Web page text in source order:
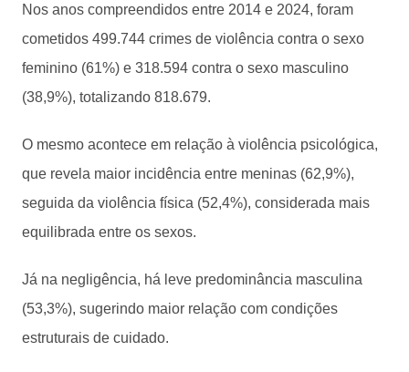
Nos anos compreendidos entre 2014 e 2024, foram
cometidos 499.744 crimes de violência contra o sexo
feminino (61%) e 318.594 contra o sexo masculino
(38,9%), totalizando 818.679.
O mesmo acontece em relação à violência psicológica,
que revela maior incidência entre meninas (62,9%),
seguida da violência física (52,4%), considerada mais
equilibrada entre os sexos.
Já na negligência, há leve predominância masculina
(53,3%), sugerindo maior relação com condições
estruturais de cuidado.